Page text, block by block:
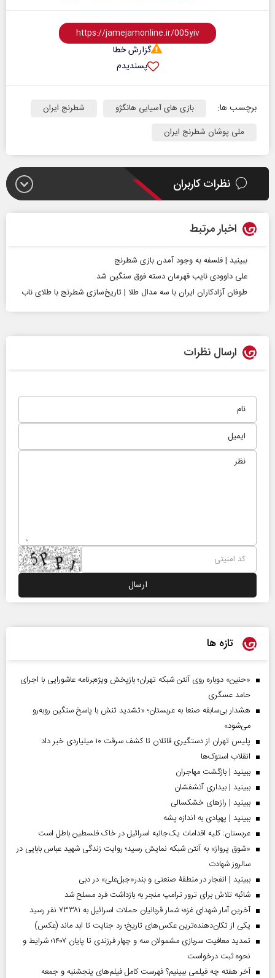
گزارش خطا
پسندیدم
برچسب ها: بازی های آسیایی هانگژو
شطرنج ایران
ملی پوشان شطرنج ایران
نظرات کاربران
اخبار مرتبط
ببینید | فلسفه به وجود آمدن بازی شطرنج
علی داوودی نایب قهرمان دسته فوق سنگین شد
طوفان آزادکاران ایران با سه مدال طلا | تاریخ‌سازی شطرنج با طلای ناب
ارسال نظرات
تازه ها
«حنین» دوباره روی آنتن شبکه تهران؛ بازپخش ویژه‌برنامه عاشورایی با اجرای
حامد عسگری
هشدار بی‌سابقه صنعا به عربستان؛ «تشدید تنش با پاسخ سنگین روبه‌رو
می‌شود»
پلیس تهران از دستگیری قاتلان تا کشف سرقت ۱۰ میلیاردی خبر داد
انقلاب استوک‌ها
ببینید | بازگشت مهاجران
ببینید | بیداری آتشفشان
ببینید | رازهای خشکسالی
ببینید | پهپادی به اندازه پشه
عربستان: کلیه اقدامات یک‌جانبه اسرائیل در خاک فلسطین باطل است
«شوق پرواز» به آنتن شبکه نمایش رسید؛ روایت زندگی شهید عباس بابایی در
سالروز شهادت
ببینید | انفجار در منطقۀ صنعتی و بندر«جبل‌علی» در دبی
شائبه تلاش برای ترور ترامپ منجر به بازداشت فرد مسلح شد
آخرین آمار شهدای غزه؛ شمار قربانیان حملات اسرائیل به ۷۳۳۸۱ نفر رسید
یکی از تکان‌دهنده‌ترین عکس‌های تاریخ؛ رد جنایت تا ابد ماند (عکس)
تمدید معافیت سربازی مشمولان سه و چهار فرزندی تا پایان ۱۴۰۷؛ شرایط و
نحوه ثبت درخواست
آخر هفته چه فیلمی ببینیم؟ فهرست کامل فیلم‌های پنجشنبه و جمعه